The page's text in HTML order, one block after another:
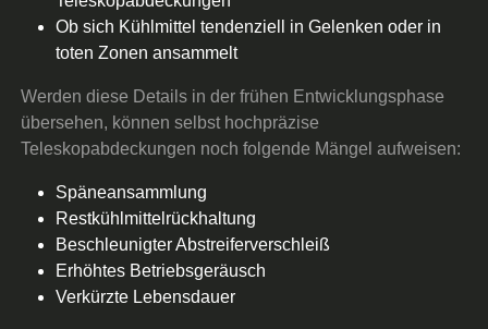
Ob sich Kühlmittel tendenziell in Gelenken oder in
toten Zonen ansammelt
Werden diese Details in der frühen Entwicklungsphase
übersehen, können selbst hochpräzise
Teleskopabdeckungen noch folgende Mängel aufweisen:
Späneansammlung
Restkühlmittelrückhaltung
Beschleunigter Abstreiferverschleiß
Erhöhtes Betriebsgeräusch
Verkürzte Lebensdauer